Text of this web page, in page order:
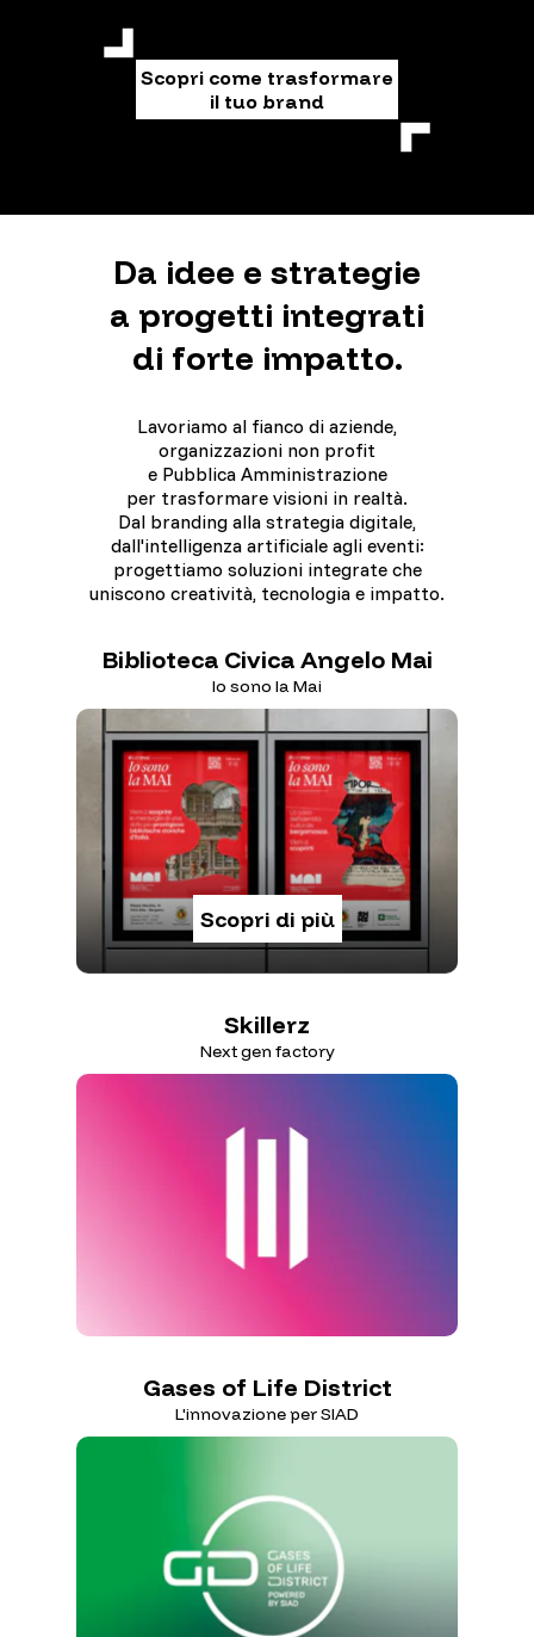
Scopri come trasformare
il tuo brand
Lavoriamo al fianco di aziende,
organizzazioni non profit
e Pubblica Amministrazione
per trasformare visioni in realtà.
Dal branding alla strategia digitale,
dall'intelligenza artificiale agli eventi:
progettiamo soluzioni integrate che
uniscono creatività, tecnologia e impatto.
Da idee e strategie
a progetti integrati
di forte impatto.
Biblioteca Civica Angelo Mai
Io sono la Mai
L'innovazione per SIAD
Gases of Life District
Next gen factory
Skillerz
Scopri di più
Biblioteca Civica Angelo Mai
Io sono la Mai